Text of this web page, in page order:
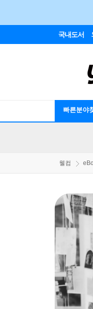
국내도서
빠른분야
웰컴